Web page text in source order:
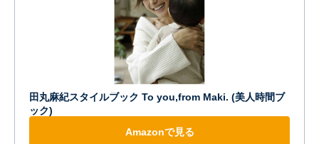
田丸麻紀スタイルブック To you,from Maki. (美人時間ブ
ック)
Amazonで見る